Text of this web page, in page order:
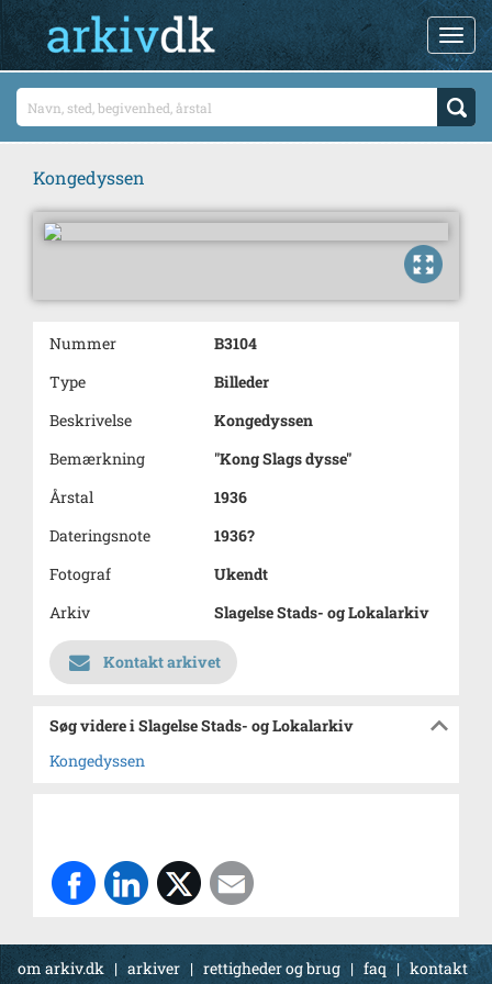
Kongedyssen
Nummer
B3104
Type
Billeder
Beskrivelse
Kongedyssen
Bemærkning
"Kong Slags dysse"
Årstal
1936
Dateringsnote
1936?
Fotograf
Ukendt
Arkiv
Slagelse Stads- og Lokalarkiv
Kontakt arkivet
Søg videre i Slagelse Stads- og Lokalarkiv
Kongedyssen
om arkiv.dk | arkiver | rettigheder og brug | faq | kontakt